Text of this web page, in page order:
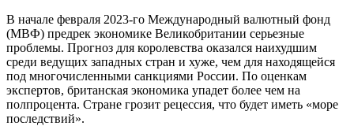
В начале февраля 2023-го Международный валютный фонд
(МВФ) предрек экономике Великобритании серьезные
проблемы. Прогноз для королевства оказался наихудшим
среди ведущих западных стран и хуже, чем для находящейся
под многочисленными санкциями России. По оценкам
экспертов, британская экономика упадет более чем на
полпроцента. Стране грозит рецессия, что будет иметь «море
последствий».